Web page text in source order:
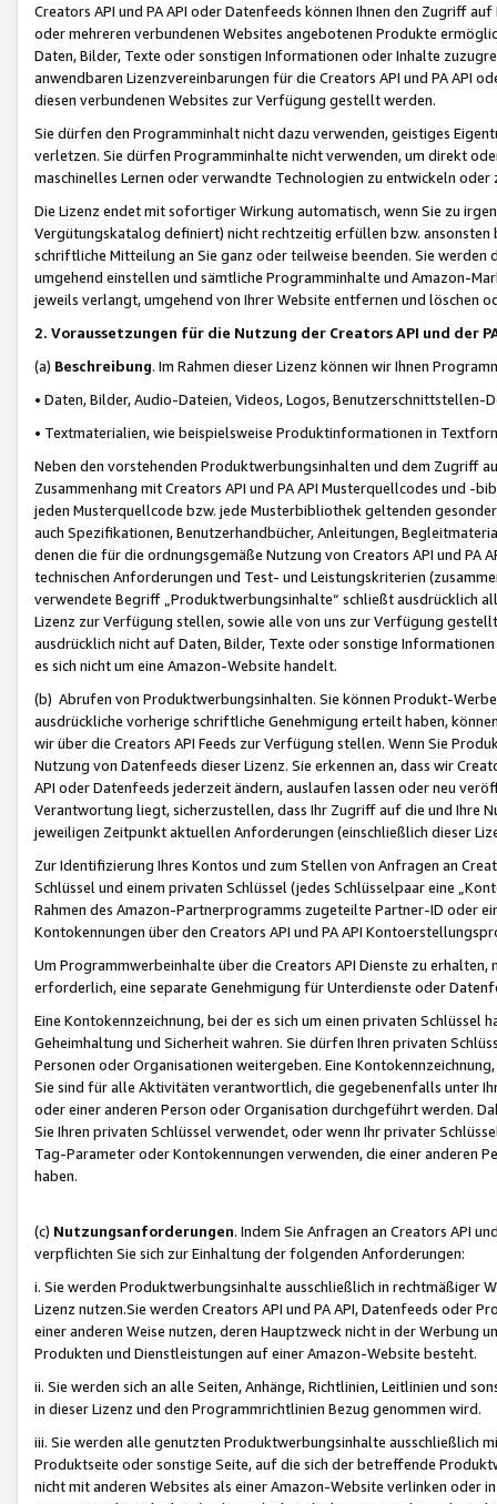
Creators API und PA API oder Datenfeeds können Ihnen den Zugriff
oder mehreren verbundenen Websites angebotenen Produkte
Daten, Bilder, Texte oder sonstigen Informationen oder Inhalte
anwendbaren Lizenzvereinbarungen für die Creators API und PA API
diesen verbundenen Websites zur Verfügung gestellt werden.
Sie dürfen den Programminhalt nicht dazu verwenden, geistiges
verletzen. Sie dürfen Programminhalte nicht verwenden, um direkt
maschinelles Lernen oder verwandte Technologien zu entwickeln
Die Lizenz endet mit sofortiger Wirkung automatisch, wenn Sie zu
Vergütungskatalog definiert) nicht rechtzeitig erfüllen bzw. ansonsten
schriftliche Mitteilung an Sie ganz oder teilweise beenden. Sie werden
umgehend einstellen und sämtliche Programminhalte und Amazon-
jeweils verlangt, umgehend von Ihrer Website entfernen und löschen
2. Voraussetzungen für die Nutzung der Creators API und der
(a) Beschreibung. Im Rahmen dieser Lizenz können wir Ihnen
• Daten, Bilder, Audio-Dateien, Videos, Logos, Benutzerschnittstellen-
• Textmaterialien, wie beispielsweise Produktinformationen in
Neben den vorstehenden Produktwerbungsinhalten und dem Zugriff
Zusammenhang mit Creators API und PA API Musterquellcodes und
jeden Musterquellcode bzw. jede Musterbibliothek geltenden
auch Spezifikationen, Benutzerhandbücher, Anleitungen,
denen die für die ordnungsgemäße Nutzung von Creators API und PA
technischen Anforderungen und Test- und Leistungskriterien
verwendete Begriff „Produktwerbungsinhalte“ schließt ausdrücklich
Lizenz zur Verfügung stellen, sowie alle von uns zur Verfügung
ausdrücklich nicht auf Daten, Bilder, Texte oder sonstige
es sich nicht um eine Amazon-Website handelt.
(b) Abrufen von Produktwerbungsinhalten. Sie können Produkt-
ausdrückliche vorherige schriftliche Genehmigung erteilt haben,
wir über die Creators API Feeds zur Verfügung stellen. Wenn Sie
Nutzung von Datenfeeds dieser Lizenz. Sie erkennen an, dass wir
API oder Datenfeeds jederzeit ändern, auslaufen lassen oder neu
Verantwortung liegt, sicherzustellen, dass Ihr Zugriff auf die und Ihre
jeweiligen Zeitpunkt aktuellen Anforderungen (einschließlich dieser
Zur Identifizierung Ihres Kontos und zum Stellen von Anfragen an
Schlüssel und einem privaten Schlüssel (jedes Schlüsselpaar eine
Rahmen des Amazon-Partnerprogramms zugeteilte Partner-ID oder
Kontokennungen über den Creators API und PA API
Um Programmwerbeinhalte über die Creators API Dienste zu
erforderlich, eine separate Genehmigung für Unterdienste oder
Eine Kontokennzeichnung, bei der es sich um einen privaten
Geheimhaltung und Sicherheit wahren. Sie dürfen Ihren privaten
Personen oder Organisationen weitergeben. Eine
Sie sind für alle Aktivitäten verantwortlich, die gegebenenfalls unter
oder einer anderen Person oder Organisation durchgeführt werden.
Sie Ihren privaten Schlüssel verwendet, oder wenn Ihr privater
Tag-Parameter oder Kontokennungen verwenden, die einer anderen
haben.
(c) Nutzungsanforderungen. Indem Sie Anfragen an Creators API
verpflichten Sie sich zur Einhaltung der folgenden Anforderungen:
i. Sie werden Produktwerbungsinhalte ausschließlich in rechtmäßiger
Lizenz nutzen.Sie werden Creators API und PA API, Datenfeeds oder
einer anderen Weise nutzen, deren Hauptzweck nicht in der Werbung
Produkten und Dienstleistungen auf einer Amazon-Website besteht.
ii. Sie werden sich an alle Seiten, Anhänge, Richtlinien, Leitlinien und
in dieser Lizenz und den Programmrichtlinien Bezug genommen wird.
iii. Sie werden alle genutzten Produktwerbungsinhalte ausschließlich
Produktseite oder sonstige Seite, auf die sich der betreffende
nicht mit anderen Websites als einer Amazon-Website verlinken oder